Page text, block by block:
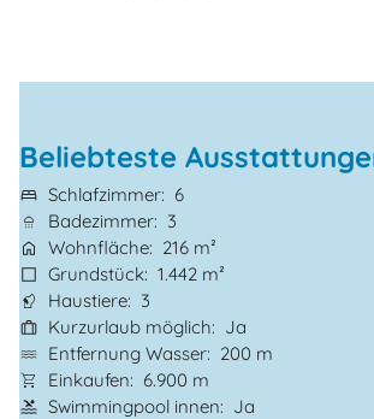
Beliebteste
Schlafzimmer
6
Badezimmer
3
Wohnfläche
216 m²
Grundstück
1.442 m²
Haustiere
3
Kurzurlaub möglich
Ja
Entfernung Wasser
200 m
Einkaufen
6.900 m
Swimmingpool innen
Ja